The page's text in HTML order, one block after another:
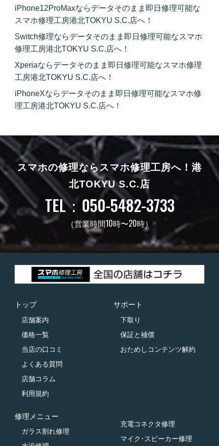
iPhone12ProMaxならデータそのまま即日修理可能な
スマホ修理工房港北TOKYU S.C.店へ！
Switch修理ならデータそのまま即日修理可能なスマホ
修理工房港北TOKYU S.C.店へ！
Xperiaならデータそのまま即日修理可能なスマホ修理
工房港北TOKYU S.C.店へ！
iPhoneXならデータそのまま即日修理可能なスマホ修
理工房港北TOKYU S.C.店へ！
スマホの修理ならスマホ修理工房へ！ 港
北TOKYU S.C.店
TEL：050-5482-3733
（営業時間10時〜20時）
トップ
店舗案内
価格一覧
当店の口コミ
よくある質問
店舗コラム
利用規約
サポート
下取り
保証と補償
おためしコンテンツ解約
修理メニュー
ガラス割れ修理
充電コネクタ修理
マイク･スピーカー修理